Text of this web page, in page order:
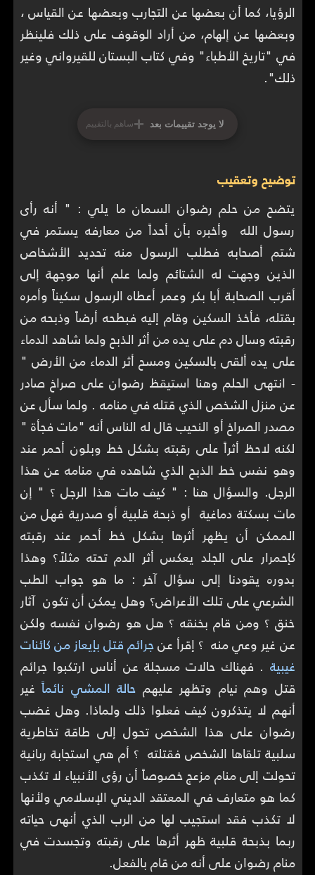
الرؤيا، كما أن بعضها عن التجارب وبعضها عن القياس ،
وبعضها عن إلهام، من أراد الوقوف على ذلك فلينظر
في "تاريخ الأطباء" وفي كتاب البستان للقيرواني وغير
ذلك".
لا يوجد تقييمات بعد +ساهم بالتقييم
توضيح وتعقيب
يتضح من حلم رضوان السمان ما يلي : " أنه رأى
رسول الله وأخبره بأن أحداً من معارفه يستمر في
شتم أصحابه فطلب الرسول منه تحديد الأشخاص
الذين وجهت له الشتائم ولما علم أنها موجهة إلى
أقرب الصحابة أبا بكر وعمر أعطاه الرسول سكيناً وأمره
بقتله، فأخذ السكين وقام إليه فبطحه أرضاً وذبحه من
رقبته وسال دم على يده من أثر الذبح ولما شاهد الدماء
على يده ألقى بالسكين ومسح أثر الدماء من الأرض "
- انتهى الحلم وهنا استيقظ رضوان على صراخ صادر
عن منزل الشخص الذي قتله في منامه . ولما سأل عن
مصدر الصراخ أو النحيب قال له الناس أنه "مات فجأة "
لكنه لاحظ أثراً على رقبته بشكل خط وبلون أحمر عند
وهو نفس خط الذبح الذي شاهده في منامه عن هذا
الرجل. والسؤال هنا : " كيف مات هذا الرجل ؟ " إن
مات بسكتة دماغية أو ذبحة قلبية أو صدرية فهل من
الممكن أن يظهر أثرها بشكل خط أحمر عند رقبته
كإحمرار على الجلد يعكس أثر الدم تحته مثلاً؟ وهذا
بدوره يقودنا إلى سؤال آخر : ما هو جواب الطب
الشرعي على تلك الأعراض؟ وهل يمكن أن تكون آثار
خنق ؟ ومن قام بخنقه ؟ هل هو رضوان نفسه ولكن
عن غير وعي منه ؟ إقرأ عنجرائم قتل بإيعاز من كائنات
غيبية . فهناك حالات مسجلة عن أناس ارتكبوا جرائم
قتل وهم نيام وتظهر عليهم حالة المشي نائماً غير
أنهم لا يتذكرون كيف فعلوا ذلك ولماذا. وهل غضب
رضوان على هذا الشخص تحول إلى طاقة تخاطرية
سلبية تلقاها الشخص فقتلته ؟ أم هي استجابة ربانية
تحولت إلى منام مزعج خصوصاً أن رؤى الأنبياء لا تكذب
كما هو متعارف في المعتقد الديني الإسلامي ولأنها
لا تكذب فقد استجيب لها من الرب الذي أنهى حياته
ربما بذبحة قلبية ظهر أثرها على رقبته وتجسدت في
منام رضوان على أنه من قام بالفعل.